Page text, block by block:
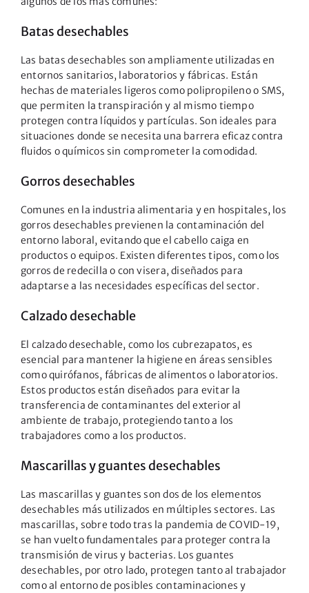
Batas desechables
Las batas desechables son ampliamente utilizadas en
entornos sanitarios, laboratorios y fábricas. Están
hechas de materiales ligeros como polipropileno o SMS,
que permiten la transpiración y al mismo tiempo
protegen contra líquidos y partículas. Son ideales para
situaciones donde se necesita una barrera eficaz contra
fluidos o químicos sin comprometer la comodidad.
Gorros desechables
Comunes en la industria alimentaria y en hospitales, los
gorros desechables previenen la contaminación del
entorno laboral, evitando que el cabello caiga en
productos o equipos. Existen diferentes tipos, como los
gorros de redecilla o con visera, diseñados para
adaptarse a las necesidades específicas del sector.
Calzado desechable
El calzado desechable, como los cubrezapatos, es
esencial para mantener la higiene en áreas sensibles
como quirófanos, fábricas de alimentos o laboratorios.
Estos productos están diseñados para evitar la
transferencia de contaminantes del exterior al
ambiente de trabajo, protegiendo tanto a los
trabajadores como a los productos.
Mascarillas y guantes desechables
Las mascarillas y guantes son dos de los elementos
desechables más utilizados en múltiples sectores. Las
mascarillas, sobre todo tras la pandemia de COVID-19,
se han vuelto fundamentales para proteger contra la
transmisión de virus y bacterias. Los guantes
desechables, por otro lado, protegen tanto al trabajador
como al entorno de posibles contaminaciones y